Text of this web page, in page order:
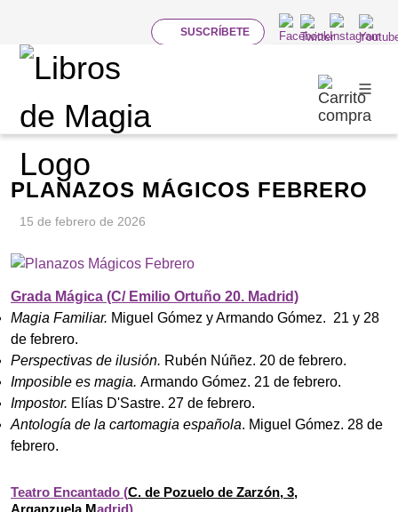
SUSCRÍBETE
PÁGINAS CLIC
PLANAZOS MÁGICOS FEBRERO
15 de febrero de 2026
Grada Mágica (C/ Emilio Ortuño 20. Madrid)
Magia Familiar. Miguel Gómez y Armando Gómez. 21 y 28
de febrero.
Perspectivas de ilusión. Rubén Núñez. 20 de febrero.
Imposible es magia. Armando Gómez. 21 de febrero.
Impostor. Elías D'Sastre. 27 de febrero.
Antología de la cartomagia española. Miguel Gómez. 28 de
febrero.
Teatro Encantado (C. de Pozuelo de Zarzón, 3,
Arganzuela,Madrid)